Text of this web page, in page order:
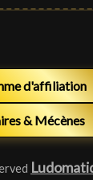
d'affiliation
& Mécènes